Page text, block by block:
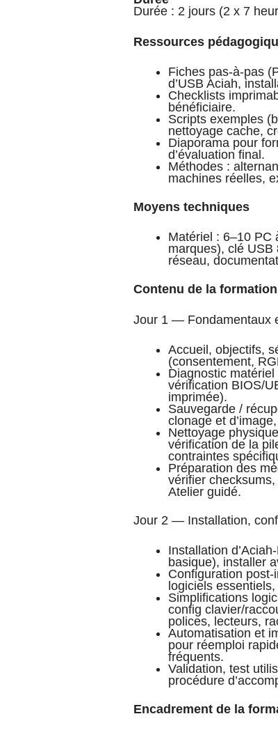
Durée : 2 jours (2 x 7
Ressources
Fiches pas‑à‑pas
d’USB Aciah,
Checklists
bénéficiaire.
Scripts exemples
nettoyage cache,
Diaporama pour
d’évaluation final.
Méthodes :
machines réelles,
Moyens techniques
Matériel : 6–10 PC
marques), clé
réseau,
Contenu de la formation
Jour 1 — Fondamentaux
Accueil, objectifs,
(consentement,
Diagnostic
vérification BIOS/
imprimée).
Sauvegarde /
clonage et
Nettoyage
vérification de la
contraintes
Préparation des
vérifier
Atelier guidé.
Jour 2 — Installation,
Installation
basique), installer
Configuration
logiciels
Simplifications
config clavier/
polices, lecteurs,
Automatisation et
pour réemploi
fréquents.
Validation, test
procédure
Encadrement de la